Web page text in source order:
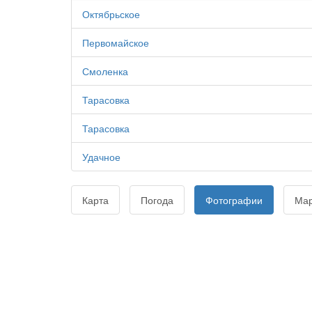
Октябрьское
Первомайское
Смоленка
Тарасовка
Тарасовка
Удачное
Карта Погода Фотографии